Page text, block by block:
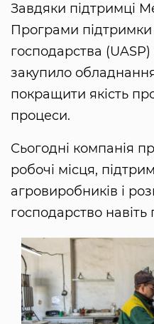
Завдяки підтримці
Програми підтримки
господарства
закупило
покращити якість
процеси.
Сьогодні компанія
робочі місця,
агровиробників і
господарство навіть